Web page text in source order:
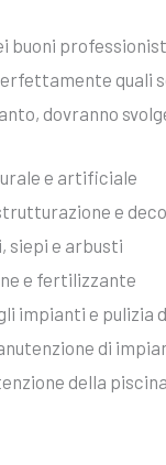
buoni
quali
dovranno
e artificiale
e
siepi e arbusti
e fertilizzante
impianti e pulizia
di
della piscina